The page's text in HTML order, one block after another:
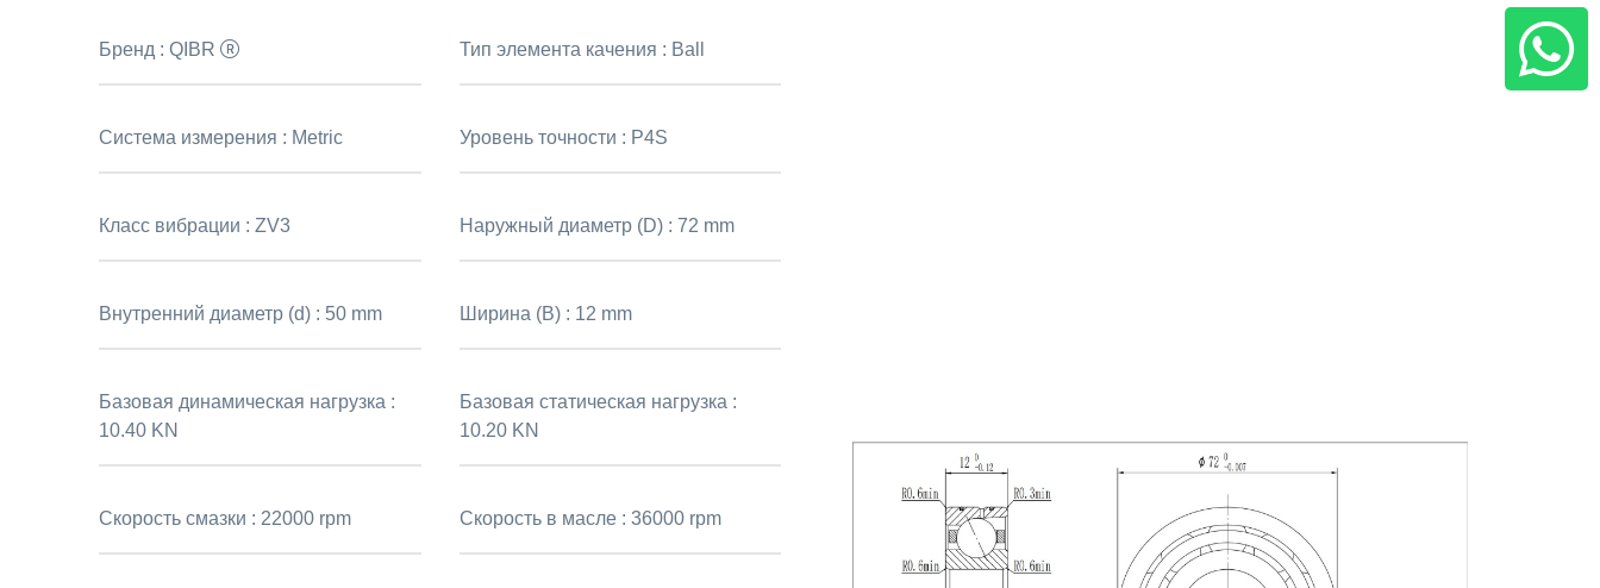
Бренд :QIBR Тип элемента качения : Ball
Система измерения : Metric Уровень точности : P4S
Класс вибрации :ZV3 Наружный диаметр (D) : 72 mm
Внутренний диаметр (d) : 50 mm Ширина (B) : 12 mm
Базовая динамическая нагрузка :
10.40 KN
Базовая статическая нагрузка :
10.20 KN
Скорость смазки : 22000 rpm Скорость в масле : 36000 rpm